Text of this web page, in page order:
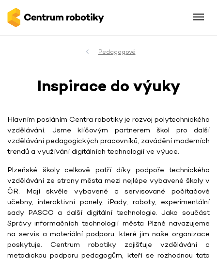
Pedagogové
Inspirace do výuky
Hlavním posláním Centra robotiky je rozvoj polytechnického
vzdělávání. Jsme klíčovým partnerem škol pro další
vzdělávání pedagogických pracovníků, zavádění moderních
trendů a využívání digitálních technologií ve výuce.
Plzeňské školy celkově patří díky podpoře technického
vzdělávání ze strany města mezi nejlépe vybavené školy v
ČR. Mají skvěle vybavené a servisované počítačové
učebny, interaktivní panely, iPady, roboty, experimentální
sady PASCO a další digitální technologie. Jako součást
Správy informačních technologií města Plzně navazujeme
na servis a materiální podporu, které jim naše organizace
poskytuje. Centrum robotiky zajišťuje vzdělávání a
metodickou podporu pedagogům, kteří se rozhodnou tato